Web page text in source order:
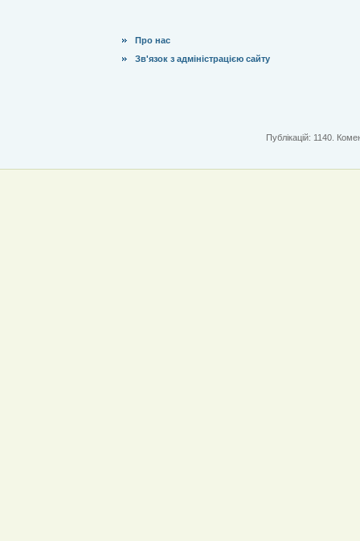
Про нас
Зв'язок з адміністрацією сайту
Публікацій: 1140.